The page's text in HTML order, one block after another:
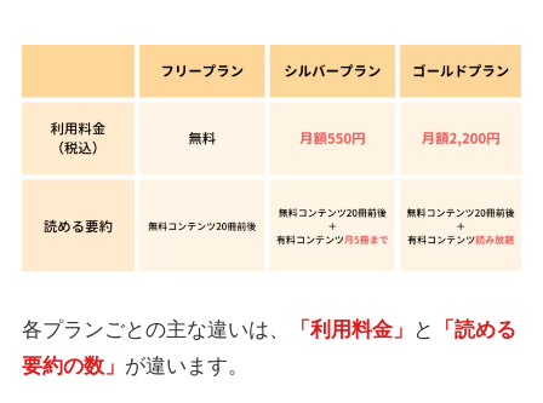
各プランごとの主な違いは、 「利用料金」 と
「読める
要約の数」 が違います。